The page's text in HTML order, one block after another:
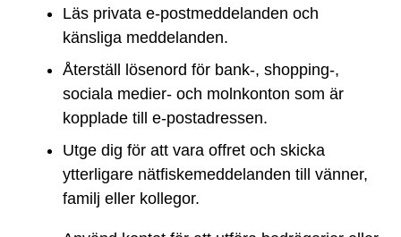
Läs privata e-postmeddelanden och
känsliga meddelanden.
Återställ lösenord för bank-, shopping-,
sociala medier- och molnkonton som är
kopplade till e-postadressen.
Utge dig för att vara offret och skicka
ytterligare nätfiskemeddelanden till vänner,
familj eller kollegor.